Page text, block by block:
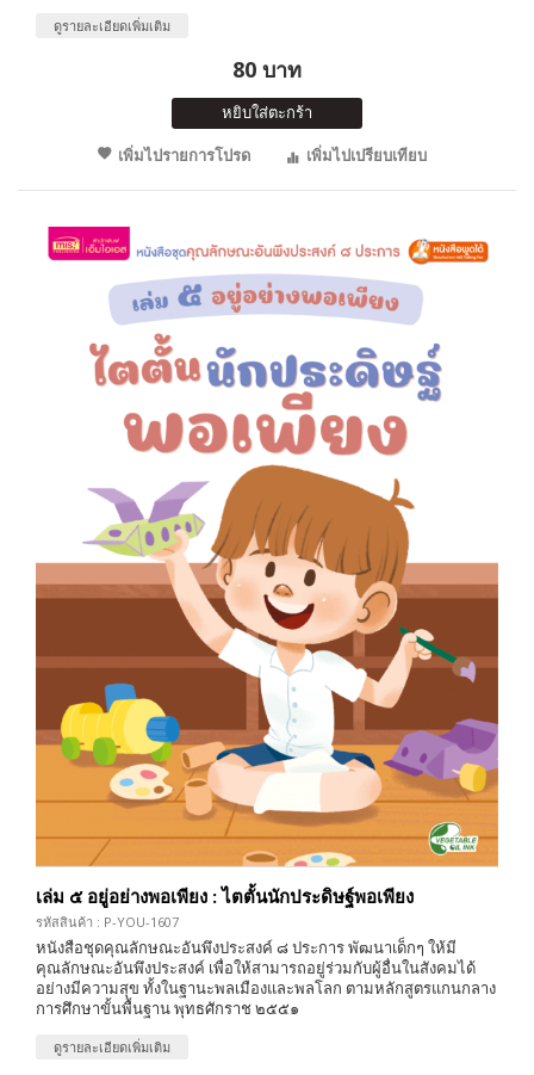
ดูรายละเอียดเพิ่มเติม
80 บาท
หยิบใส่ตะกร้า
เพิ่มไปรายการโปรด
เพิ่มไปเปรียบเทียบ
เล่ม ๕ อยู่อย่างพอเพียง : ไตตั้นนักประดิษฐ์พอเพียง
รหัสสินค้า : P-YOU-1607
หนังสือชุดคุณลักษณะอันพึงประสงค์ ๘ ประการ พัฒนาเด็กๆ ให้มี
คุณลักษณะอันพึงประสงค์ เพื่อให้สามารถอยู่ร่วมกับผู้อื่นในสังคมได้
อย่างมีความสุข ทั้งในฐานะพลเมืองและพลโลก ตามหลักสูตรแกนกลาง
การศึกษาขั้นพื้นฐาน พุทธศักราช ๒๕๕๑
ดูรายละเอียดเพิ่มเติม